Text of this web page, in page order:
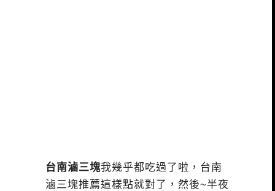
台南滷三塊我幾乎都吃過了啦，台南
滷三塊推薦這樣點就對了，然後~半夜